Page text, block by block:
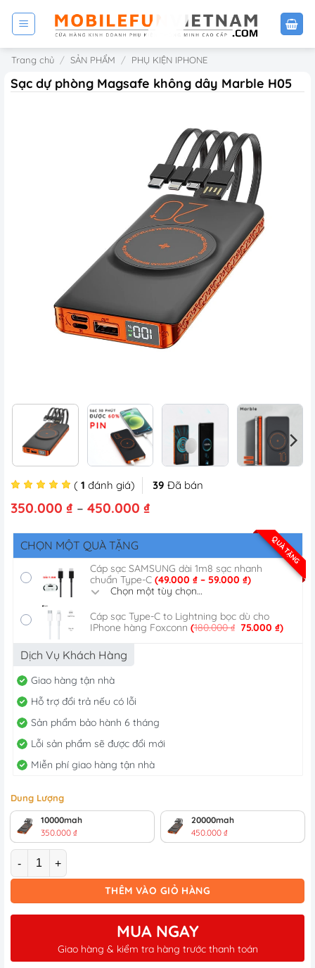
dungTrang chủ / SẢN PHẨM / PHỤ KIỆN IPHONE
Sạc dự phòng Magsafe không dây Marble H05
( 1 đánh giá) 39 Đã bán
350.000 ₫ – 450.000 ₫
từ
đến
450.000 ₫
QUÀ TẶNG
CHỌN MỘT QUÀ TẶNG
Cáp sạc SAMSUNG dài 1m8 sạc nhanh
chuẩn Type-C (49.000 ₫ – 59.000 ₫Khoảng
giá:
đến
59.000 ₫
)
Chọn một tùy chọn…
Cáp sạc Type-C to Lightning bọc dù cho
IPhone hàng Foxconn (180.000₫ Giá
75.000 ₫Giá
hiện
)
Dịch Vụ Khách Hàng
Giao hàng tận nhà
Hỗ trợ đổi trả nếu có lỗi
Sản phẩm bảo hành 6 tháng
Lỗi sản phẩm sẽ được đổi mới
Miễn phí giao hàng tận nhà
Dung Lượng
10000mah
350.000 ₫
20000mah
450.000 ₫
Số lượng
THÊM VÀO GIỎ HÀNG
MUA NGAY
Giao hàng & kiểm tra hàng trước thanh toán